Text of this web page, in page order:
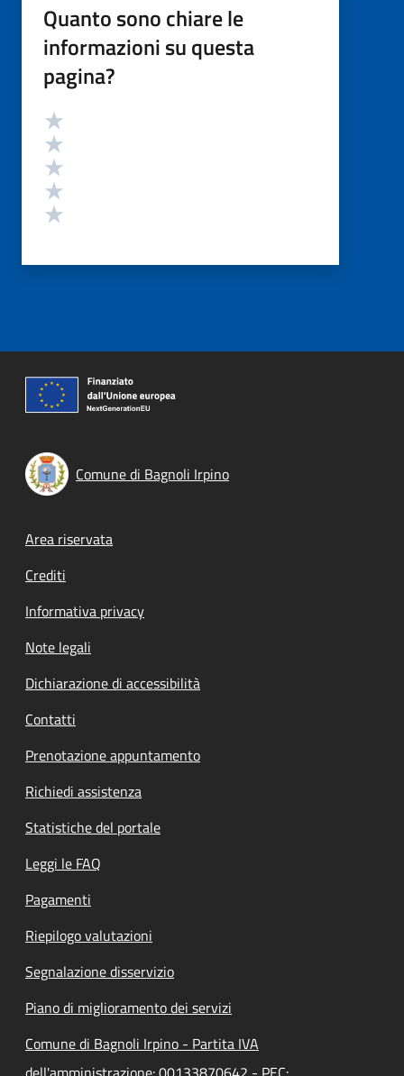
Quanto sono chiare le
informazioni su questa
pagina?
Valutazione
Comune di Bagnoli Irpino
Footer menu
Area riservata
Crediti
Informativa privacy
Note legali
Dichiarazione di accessibilità
Contatti
Prenotazione appuntamento
Richiedi assistenza
Statistiche del portale
Leggi le FAQ
Pagamenti
Riepilogo valutazioni
Segnalazione disservizio
Piano di miglioramento dei servizi
Comune di Bagnoli Irpino - Partita IVA